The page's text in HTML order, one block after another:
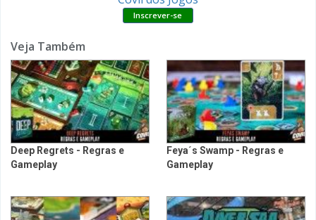
Veja Também
Deep Regrets - Regras e
Gameplay
Feya´s Swamp - Regras e
Gameplay